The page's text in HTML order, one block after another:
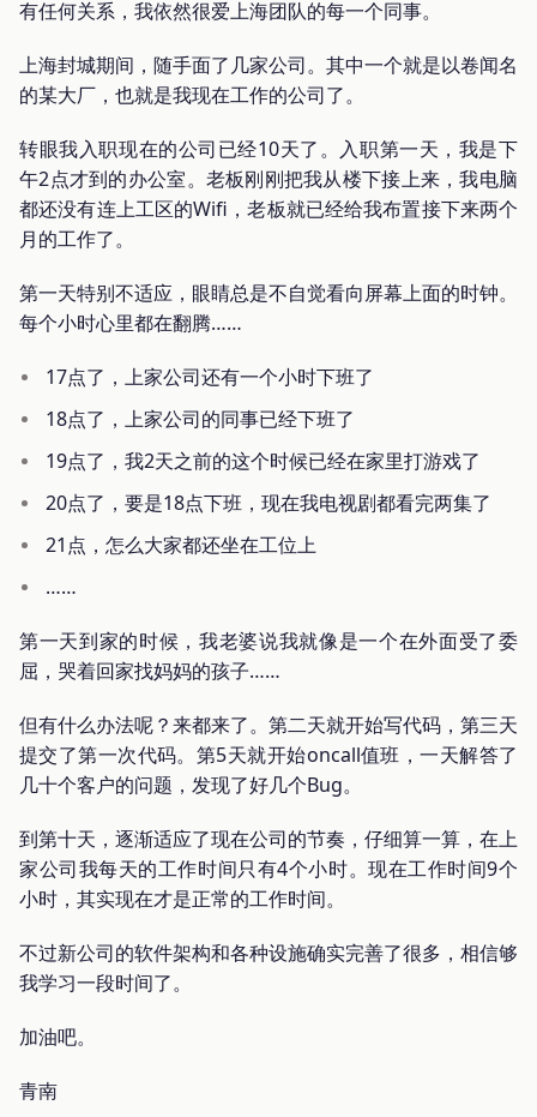
有任何关系，我依然很爱上海团队的每一个同事。
上海封城期间，随手面了几家公司。其中一个就是以卷闻名
的某大厂，也就是我现在工作的公司了。
转眼我入职现在的公司已经10天了。入职第一天，我是下
午2点才到的办公室。老板刚刚把我从楼下接上来，我电脑
都还没有连上工区的Wifi，老板就已经给我布置接下来两个
月的工作了。
第一天特别不适应，眼睛总是不自觉看向屏幕上面的时钟。
每个小时心里都在翻腾……
17点了，上家公司还有一个小时下班了
18点了，上家公司的同事已经下班了
19点了，我2天之前的这个时候已经在家里打游戏了
20点了，要是18点下班，现在我电视剧都看完两集了
21点，怎么大家都还坐在工位上
……
第一天到家的时候，我老婆说我就像是一个在外面受了委
屈，哭着回家找妈妈的孩子……
但有什么办法呢？来都来了。第二天就开始写代码，第三天
提交了第一次代码。第5天就开始oncall值班，一天解答了
几十个客户的问题，发现了好几个Bug。
到第十天，逐渐适应了现在公司的节奏，仔细算一算，在上
家公司我每天的工作时间只有4个小时。现在工作时间9个
小时，其实现在才是正常的工作时间。
不过新公司的软件架构和各种设施确实完善了很多，相信够
我学习一段时间了。
加油吧。
青南